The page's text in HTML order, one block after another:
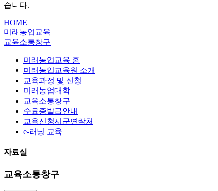
습니다.
HOME
미래농업교육
교육소통창구
미래농업교육 홈
미래농업교육원 소개
교육과정 및 신청
미래농업대학
교육소통창구
수료증발급안내
교육신청시군연락처
e-러닝 교육
자료실
교육소통창구